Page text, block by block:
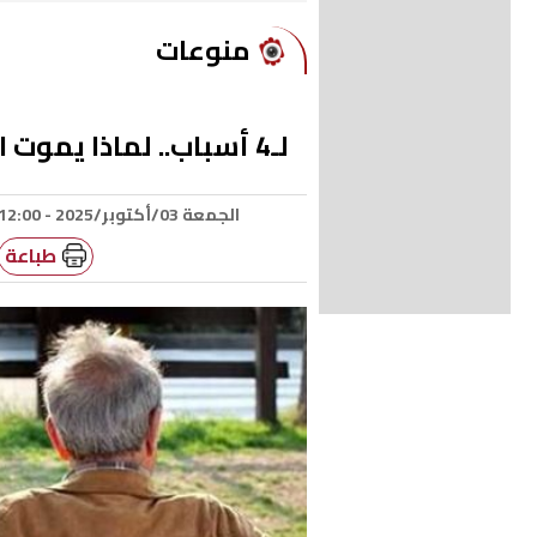
منوعات
لـ4 أسباب.. لماذا يموت الرجال قبل النساء؟
الجمعة 03/أكتوبر/2025 - 12:00 م
طباعة